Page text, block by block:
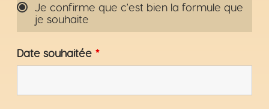
Je confirme que c'est bien la formule que
je souhaite
Date souhaitée *